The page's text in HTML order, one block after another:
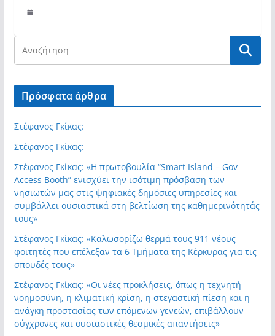
Πρόσφατα άρθρα
Στέφανος Γκίκας:
Στέφανος Γκίκας:
Στέφανος Γκίκας: «Η πρωτοβουλία “Smart Island – Gov
Access Booth” ενισχύει την ισότιμη πρόσβαση των
νησιωτών μας στις ψηφιακές δημόσιες υπηρεσίες και
συμβάλλει ουσιαστικά στη βελτίωση της καθημερινότητάς
τους»
Στέφανος Γκίκας: «Καλωσορίζω θερμά τους 911 νέους
φοιτητές που επέλεξαν τα 6 Τμήματα της Κέρκυρας για τις
σπουδές τους»
Στέφανος Γκίκας: «Οι νέες προκλήσεις, όπως η τεχνητή
νοημοσύνη, η κλιματική κρίση, η στεγαστική πίεση και η
ανάγκη προστασίας των επόμενων γενεών, επιβάλλουν
σύγχρονες και ουσιαστικές θεσμικές απαντήσεις»